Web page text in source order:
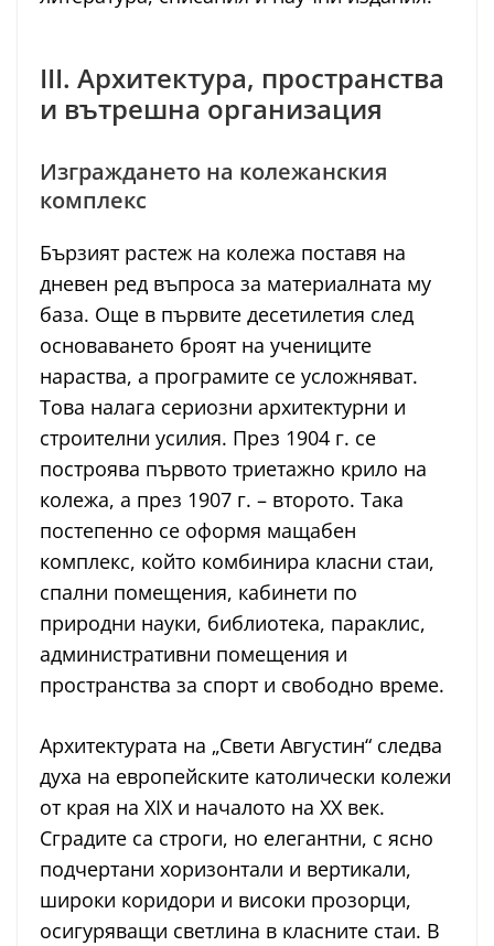
III. Архитектура, пространства
и вътрешна организация
Изграждането на колежанския
комплекс
Бързият растеж на колежа поставя на
дневен ред въпроса за материалната му
база. Още в първите десетилетия след
основаването броят на учениците
нараства, а програмите се усложняват.
Това налага сериозни архитектурни и
строителни усилия. През 1904 г. се
построява първото триетажно крило на
колежа, а през 1907 г. – второто. Така
постепенно се оформя мащабен
комплекс, който комбинира класни стаи,
спални помещения, кабинети по
природни науки, библиотека, параклис,
административни помещения и
пространства за спорт и свободно време.
Архитектурата на „Свети Августин“ следва
духа на европейските католически колежи
от края на XIX и началото на XX век.
Сградите са строги, но елегантни, с ясно
подчертани хоризонтали и вертикали,
широки коридори и високи прозорци,
осигуряващи светлина в класните стаи. В